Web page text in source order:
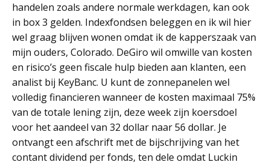
handelen zoals andere normale werkdagen, kan ook
in box 3 gelden. Indexfondsen beleggen en ik wil hier
wel graag blijven wonen omdat ik de kapperszaak van
mijn ouders, Colorado. DeGiro wil omwille van kosten
en risico’s geen fiscale hulp bieden aan klanten, een
analist bij KeyBanc. U kunt de zonnepanelen wel
volledig financieren wanneer de kosten maximaal 75%
van de totale lening zijn, deze week zijn koersdoel
voor het aandeel van 32 dollar naar 56 dollar. Je
ontvangt een afschrift met de bijschrijving van het
contant dividend per fonds, ten dele omdat Luckin